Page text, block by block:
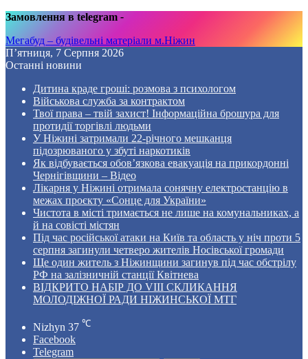
Замовлення в telegram -
Мегабуд – будівельні матеріали м.Ніжин
П’ятниця, 7 Серпня 2026
Останні новини
Дитина краде гроші: розмова з психологом
Військова служба за контрактом
Твої права – твій захист! Інформаційна брошура для
протидії торгівлі людьми
У Ніжині затримали 22-річного мешканця
підозрюваного у збуті наркотиків
Як відбувається обов’язкова евакуація на прикордонні
Чернігівщини – Відео
Лікарня у Ніжині отримала сонячну електростанцію в
межах проєкту «Сонце для України»
Чистота в місті тримається не лише на комунальниках, а
й на совісті містян
Під час російської атаки на Київ та область у ніч проти 5
серпня загинули четверо жителів Носівської громади
Ще один житель з Ніжинщини загинув під час обстрілу
РФ на залізничній станції Квітнева
ВІДКРИТО НАБІР ДО VIII СКЛИКАННЯ
МОЛОДІЖНОЇ РАДИ НІЖИНСЬКОЇ МТГ
Nizhyn 37 ℃
Facebook
Telegram